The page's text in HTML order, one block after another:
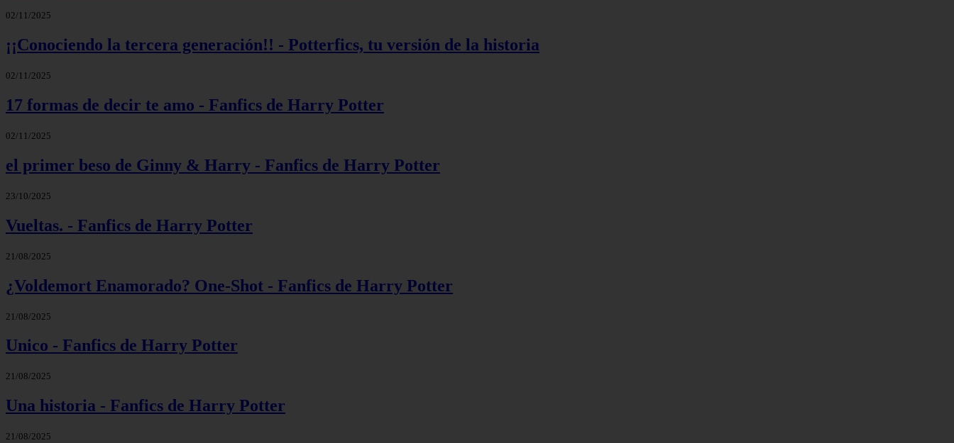
02/11/2025
¡¡Conociendo la tercera generación!! - Potterfics, tu versión de la historia
02/11/2025
17 formas de decir te amo - Fanfics de Harry Potter
02/11/2025
el primer beso de Ginny & Harry - Fanfics de Harry Potter
23/10/2025
Vueltas. - Fanfics de Harry Potter
21/08/2025
¿Voldemort Enamorado? One-Shot - Fanfics de Harry Potter
21/08/2025
Unico - Fanfics de Harry Potter
21/08/2025
Una historia - Fanfics de Harry Potter
21/08/2025